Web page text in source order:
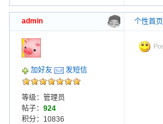
admin 个性首页
加好友 发短信
等级：管理员
帖子： 924
积分：10836